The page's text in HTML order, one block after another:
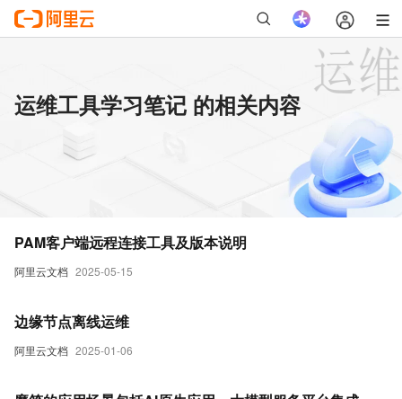
运维工具学习笔记 的相关内容
阿里云文档 2025-05-15
PAM客户端远程连接工具及版本说明
阿里云文档 2025-01-06
边缘节点离线运维